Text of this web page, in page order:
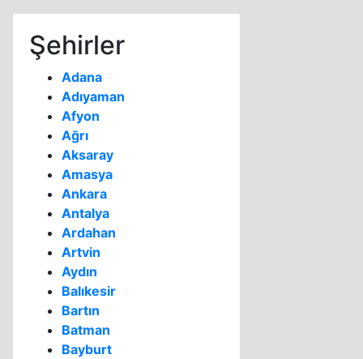
Şehirler
Adana
Adıyaman
Afyon
Ağrı
Aksaray
Amasya
Ankara
Antalya
Ardahan
Artvin
Aydın
Balıkesir
Bartın
Batman
Bayburt